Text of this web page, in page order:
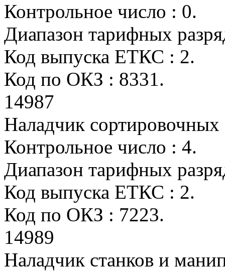
Контрольное число : 0.
Диапазон тарифных
Код выпуска ЕТКС : 2.
Код по ОКЗ : 8331.
14987
Наладчик сортировочных
Контрольное число : 4.
Диапазон тарифных
Код выпуска ЕТКС : 2.
Код по ОКЗ : 7223.
14989
Наладчик станков и